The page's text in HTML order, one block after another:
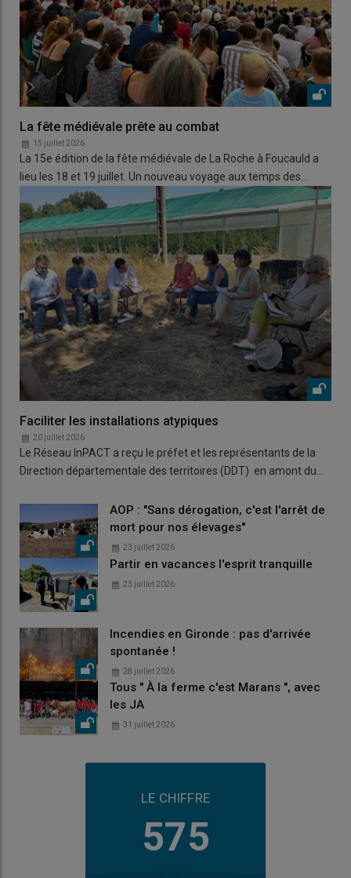
La fête médiévale prête au combat
15 juillet 2026
La 15e édition de la fête médiévale de La Roche à Foucauld a
lieu les 18 et 19 juillet. Un nouveau voyage aux temps des…
Faciliter les installations atypiques
20 juillet 2026
Le Réseau InPACT a reçu le préfet et les représentants de la
Direction départementale des territoires (DDT) en amont du…
AOP : "Sans dérogation, c'est l'arrêt de
mort pour nos élevages"
23 juillet 2026
Partir en vacances l'esprit tranquille
23 juillet 2026
Incendies en Gironde : pas d'arrivée
spontanée !
28 juillet 2026
Tous " À la ferme c'est Marans ", avec
les JA
31 juillet 2026
LE CHIFFRE
575